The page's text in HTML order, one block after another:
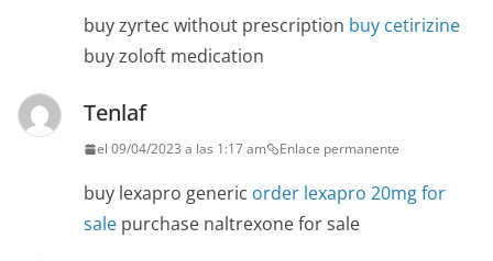
buy zyrtec without prescription buy cetirizine
buy zoloft medication
Tenlaf
el 09/04/2023 a las 1:17 am Enlace permanente
buy lexapro generic order lexapro 20mg for
sale purchase naltrexone for sale